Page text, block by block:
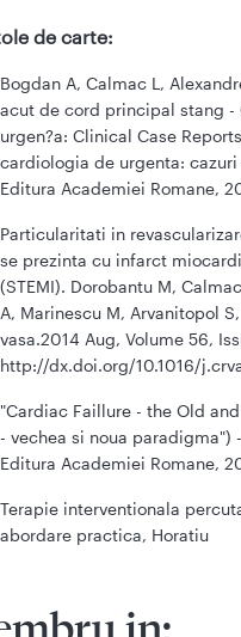
de carte:
Bogdan A, Calmac L,
acut de cord principal stang -
urgen?a: Clinical Case
cardiologia de urgenta:
Editura Academiei Romane,
Particularitati in
se prezinta cu infarct
(STEMI). Dorobantu M,
A, Marinescu M, Arvanitopol
vasa.2014 Aug, Volume 56,
http://dx.doi.org/10.1016/
"Cardiac Faillure - the Old
- vechea si noua paradigma")
Editura Academiei Romane,
Terapie interventionala
abordare practica, Horatiu